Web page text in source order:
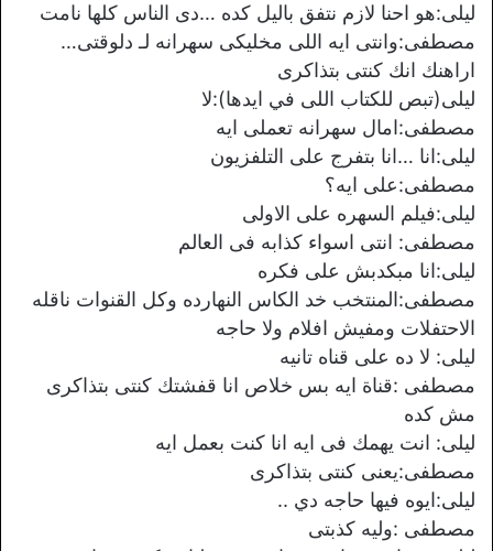
ليلى:هو احنا لازم نتفق باليل كده …دى الناس كلها نامت
مصطفى:وانتى ايه اللى مخليكى سهرانه لـ دلوقتى…
اراهنك انك كنتى بتذاكرى
ليلى(تبص للكتاب اللى في ايدها):لا
مصطفى:امال سهرانه تعملى ايه
ليلى:انا …انا بتفرج على التلفزيون
مصطفى:على ايه؟
ليلى:فيلم السهره على الاولى
مصطفى: انتى اسواء كذابه فى العالم
ليلى:انا مبكدبش على فكره
مصطفى:المنتخب خد الكاس النهارده وكل القنوات ناقله
الاحتفلات ومفيش افلام ولا حاجه
ليلى: لا ده على قناه تانيه
مصطفى :قناة ايه بس خلاص انا قفشتك كنتى بتذاكرى
مش كده
ليلى: انت يهمك فى ايه انا كنت بعمل ايه
مصطفى:يعنى كنتى بتذاكرى
ليلى:ايوه فيها حاجه دي ..
مصطفى :وليه كذبتى